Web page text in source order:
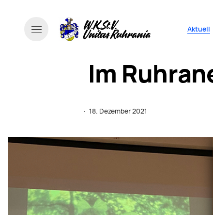
Aktuell
Im
· 18. Dezember 2021